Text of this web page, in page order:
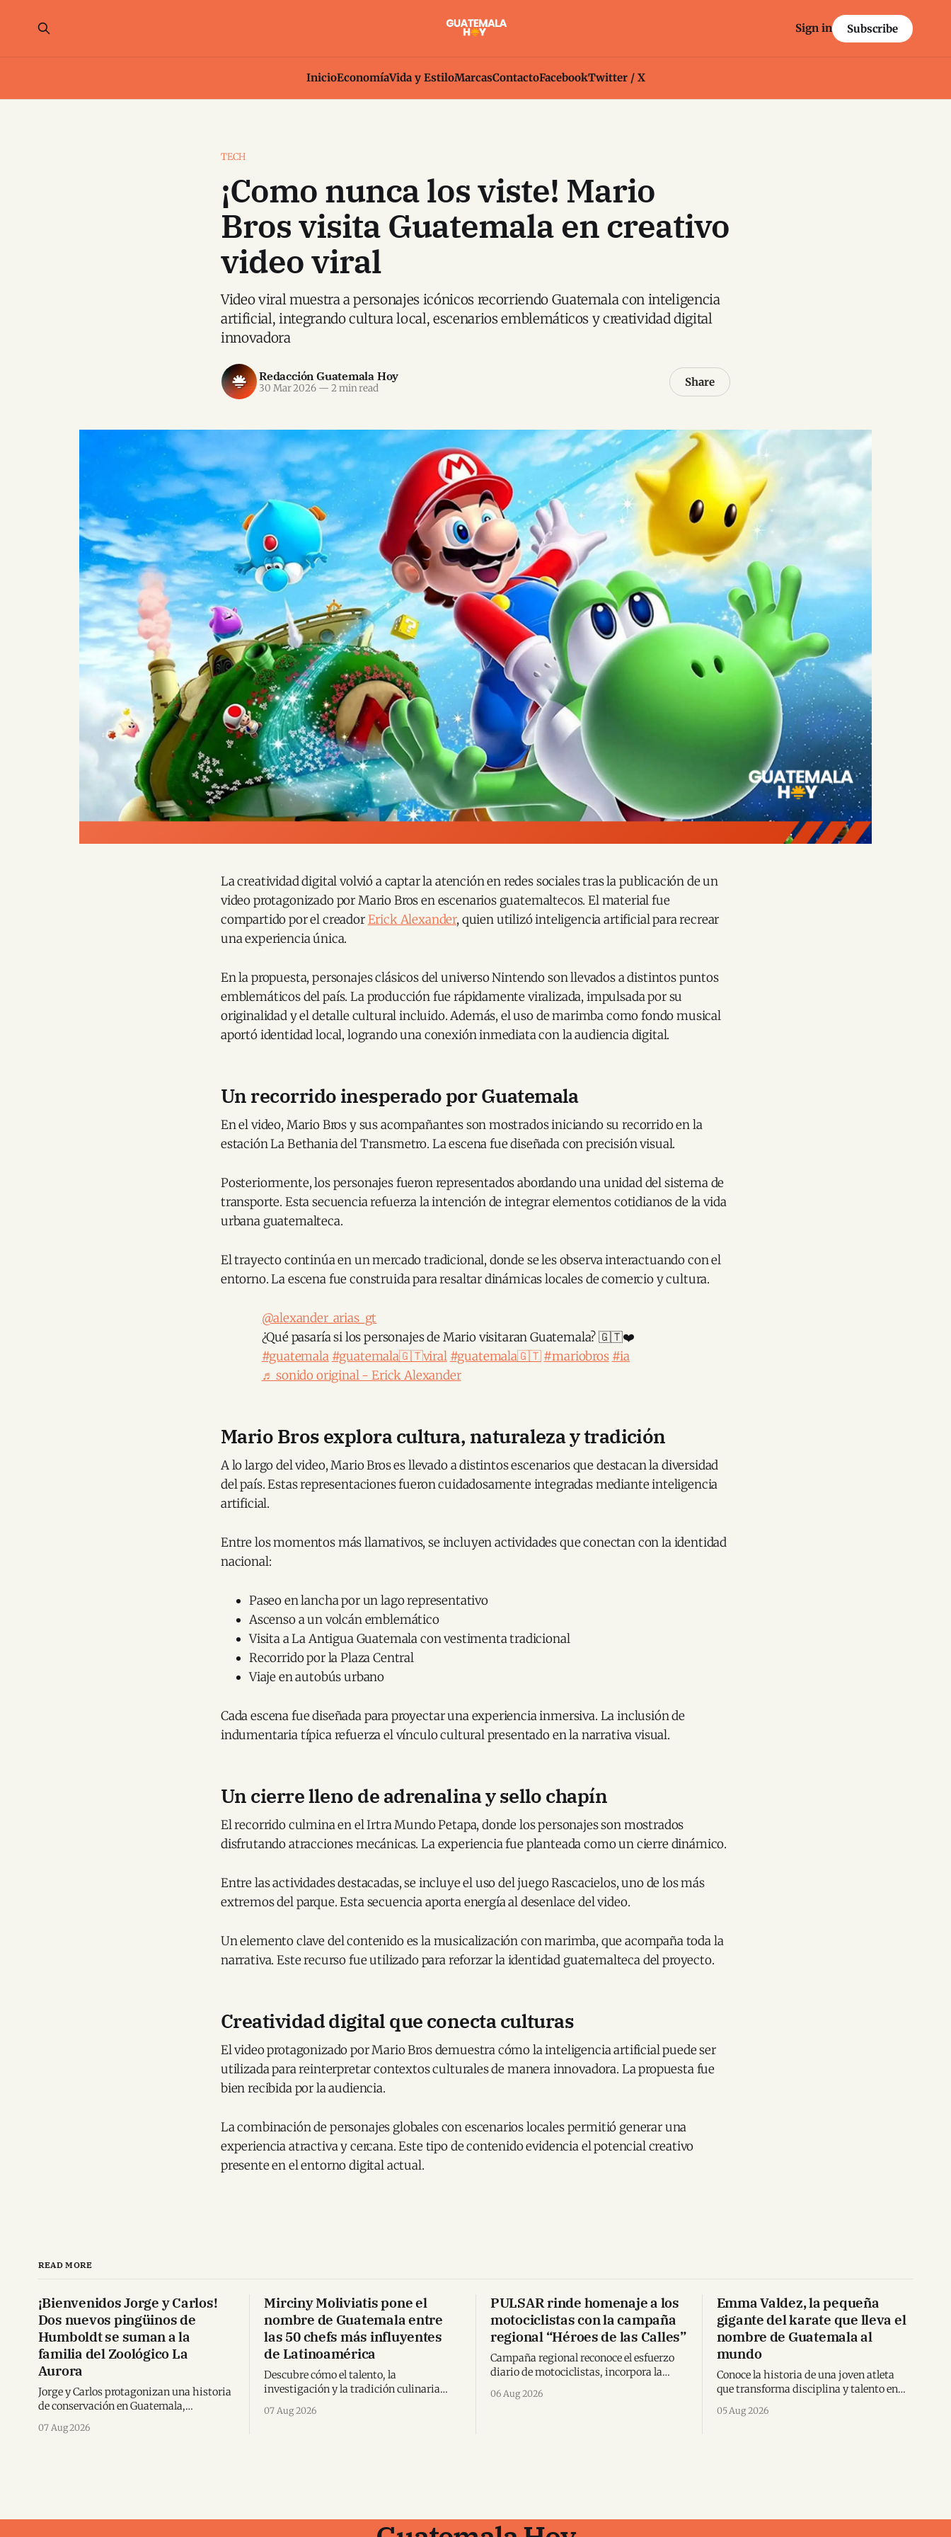
InicioEconomíaVida y EstiloMarcasContactoFacebookTwitter / X
Sign in Subscribe
TECH
¡Como nunca los viste! Mario
Bros visita Guatemala en creativo
video viral
Video viral muestra a personajes icónicos recorriendo Guatemala con inteligencia
artificial, integrando cultura local, escenarios emblemáticos y creatividad digital
innovadora
Redacción Guatemala Hoy
30 Mar 2026 — 2 min read Share
La creatividad digital volvió a captar la atención en redes sociales tras la publicación de un
video protagonizado por Mario Bros en escenarios guatemaltecos. El material fue
compartido por el creadorErick Alexander, quien utilizó inteligencia artificial para recrear
una experiencia única.
En la propuesta, personajes clásicos del universo Nintendo son llevados a distintos puntos
emblemáticos del país. La producción fue rápidamente viralizada, impulsada por su
originalidad y el detalle cultural incluido. Además, el uso de marimba como fondo musical
aportó identidad local, logrando una conexión inmediata con la audiencia digital.
Un recorrido inesperado por Guatemala
En el video, Mario Bros y sus acompañantes son mostrados iniciando su recorrido en la
estación La Bethania del Transmetro. La escena fue diseñada con precisión visual.
Posteriormente, los personajes fueron representados abordando una unidad del sistema de
transporte. Esta secuencia refuerza la intención de integrar elementos cotidianos de la vida
urbana guatemalteca.
El trayecto continúa en un mercado tradicional, donde se les observa interactuando con el
entorno. La escena fue construida para resaltar dinámicas locales de comercio y cultura.
@alexander_arias_gt
¿Qué pasaría si los personajes de Mario visitaran Guatemala? 🇬🇹❤️
#guatemala #guatemala🇬🇹viral #guatemala🇬🇹 #mariobros #ia
♬ sonido original - Erick Alexander
Mario Bros explora cultura, naturaleza y tradición
A lo largo del video, Mario Bros es llevado a distintos escenarios que destacan la diversidad
del país. Estas representaciones fueron cuidadosamente integradas mediante inteligencia
artificial.
Entre los momentos más llamativos, se incluyen actividades que conectan con la identidad
nacional:
Paseo en lancha por un lago representativo
Ascenso a un volcán emblemático
Visita a La Antigua Guatemala con vestimenta tradicional
Recorrido por la Plaza Central
Viaje en autobús urbano
Cada escena fue diseñada para proyectar una experiencia inmersiva. La inclusión de
indumentaria típica refuerza el vínculo cultural presentado en la narrativa visual.
Un cierre lleno de adrenalina y sello chapín
El recorrido culmina en el Irtra Mundo Petapa, donde los personajes son mostrados
disfrutando atracciones mecánicas. La experiencia fue planteada como un cierre dinámico.
Entre las actividades destacadas, se incluye el uso del juego Rascacielos, uno de los más
extremos del parque. Esta secuencia aporta energía al desenlace del video.
Un elemento clave del contenido es la musicalización con marimba, que acompaña toda la
narrativa. Este recurso fue utilizado para reforzar la identidad guatemalteca del proyecto.
Creatividad digital que conecta culturas
El video protagonizado por Mario Bros demuestra cómo la inteligencia artificial puede ser
utilizada para reinterpretar contextos culturales de manera innovadora. La propuesta fue
bien recibida por la audiencia.
La combinación de personajes globales con escenarios locales permitió generar una
experiencia atractiva y cercana. Este tipo de contenido evidencia el potencial creativo
presente en el entorno digital actual.
READ MORE
¡Bienvenidos Jorge y Carlos!
Dos nuevos pingüinos de
Humboldt se suman a la
familia del Zoológico La
Aurora
Jorge y Carlos protagonizan una historia
de conservación en Guatemala,
pingüinos de Humboldt y la educación
07 Aug 2026
Mirciny Moliviatis pone el
nombre de Guatemala entre
las 50 chefs más influyentes
de Latinoamérica
Descubre cómo el talento, la
investigación y la tradición culinaria
conquistar un importante
07 Aug 2026
PULSAR rinde homenaje a los
motociclistas con la campaña
regional “Héroes de las Calles”
Campaña regional reconoce el esfuerzo
diario de motociclistas, incorpora la
con Spider-Man en Centroamérica.
06 Aug 2026
Emma Valdez, la pequeña
gigante del karate que lleva el
nombre de Guatemala al
mundo
Conoce la historia de una joven atleta
que transforma disciplina y talento en
karate mundial.
05 Aug 2026